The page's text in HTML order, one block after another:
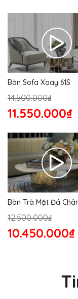
Bàn Sofa Xoay 61S
14.500.000₫
11.550.000₫
Bàn Trà Mặt Đá
12.500.000₫
10.450.000₫